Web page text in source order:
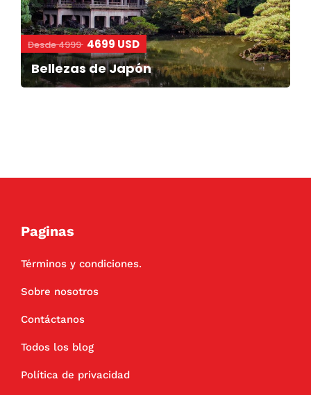
Desde 4999 4699 USD
Bellezas de Japón
Paginas
Términos y condiciones.
Sobre nosotros
Contáctanos
Todos los blog
Política de privacidad